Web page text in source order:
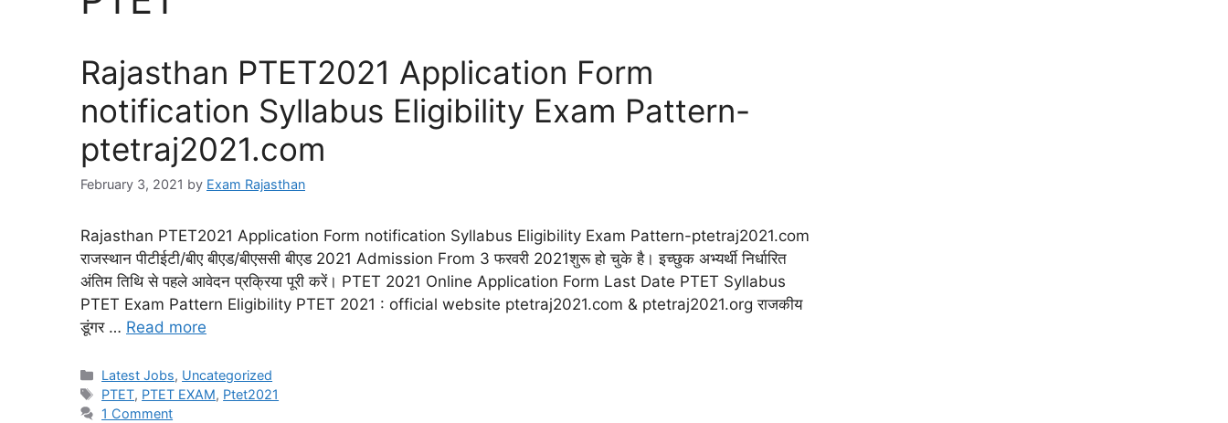
Rajasthan PTET2021 Application Form
notification Syllabus Eligibility Exam Pattern-
ptetraj2021.com
February 3, 2021 by Exam Rajasthan
Rajasthan PTET2021 Application Form notification Syllabus Eligibility Exam Pattern-ptetraj2021.com
राजस्थान पीटीईटी/बीए बीएड/बीएससी बीएड 2021 Admission From 3 फरवरी 2021शुरू हो चुके है। इच्छुक अभ्यर्थी निर्धारित
अंतिम तिथि से पहले आवेदन प्रक्रिया पूरी करें। PTET 2021 Online Application Form Last Date PTET Syllabus
PTET Exam Pattern Eligibility PTET 2021 : official website ptetraj2021.com & ptetraj2021.org राजकीय
डूंगर … Read more
Latest Jobs, Uncategorized
PTET, PTET EXAM, Ptet2021
1 Comment